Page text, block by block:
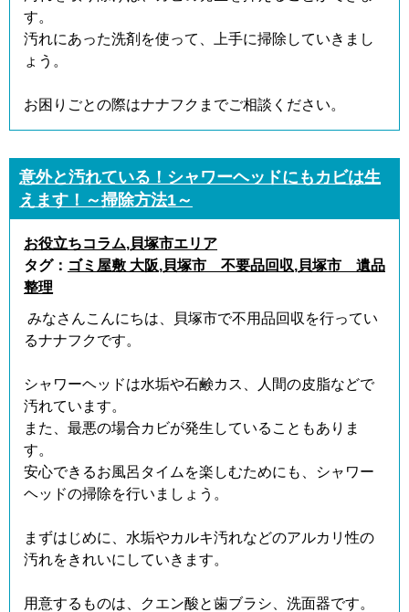
す。
汚れにあった洗剤を使って、上手に掃除していきまし
ょう。
お困りごとの際はナナフクまでご相談ください。
意外と汚れている！シャワーヘッドにもカビは生
えます！～掃除方法1～
お役立ちコラム,貝塚市エリア
タグ： ゴミ屋敷 大阪,貝塚市 不要品回収,貝塚市 遺品
整理
みなさんこんにちは、貝塚市で不用品回収を行ってい
るナナフクです。
シャワーヘッドは水垢や石鹸カス、人間の皮脂などで
汚れています。
また、最悪の場合カビが発生していることもありま
す。
安心できるお風呂タイムを楽しむためにも、シャワー
ヘッドの掃除を行いましょう。
まずはじめに、水垢やカルキ汚れなどのアルカリ性の
汚れをきれいにしていきます。
用意するものは、クエン酸と歯ブラシ、洗面器です。